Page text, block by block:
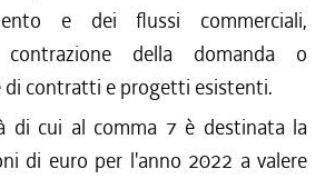
e dei flussi commerciali,
della domanda o
di contratti e progetti esistenti.
di cui al comma 7 è destinata la
di euro per l'anno 2022 a valere